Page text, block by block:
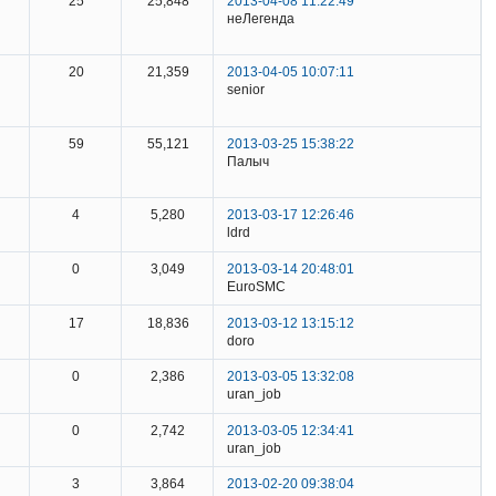
неЛегенда
20 21,359
2013-04-05 10:07:11
senior
59 55,121
2013-03-25 15:38:22
Палыч
4 5,280
2013-03-17 12:26:46
ldrd
0 3,049
2013-03-14 20:48:01
EuroSMC
17 18,836
2013-03-12 13:15:12
doro
0 2,386
2013-03-05 13:32:08
uran_job
0 2,742
2013-03-05 12:34:41
uran_job
3 3,864
2013-02-20 09:38:04